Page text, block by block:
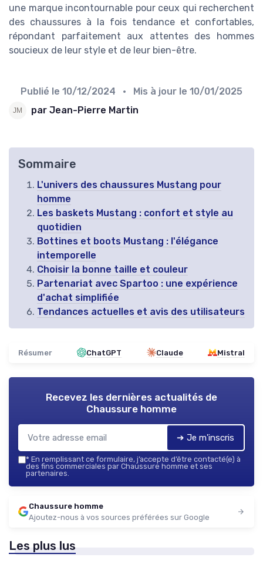
une marque incontournable pour ceux qui recherchent
des chaussures à la fois tendance et confortables,
répondant parfaitement aux attentes des hommes
soucieux de leur style et de leur bien-être.
Publié le 10/12/2024 • Mis à jour le 10/01/2025
par Jean-Pierre Martin
Sommaire
L'univers des chaussures Mustang pour
homme
Les baskets Mustang : confort et style au
quotidien
Bottines et boots Mustang : l'élégance
intemporelle
Choisir la bonne taille et couleur
Partenariat avec Spartoo : une expérience
d'achat simplifiée
Tendances actuelles et avis des utilisateurs
Résumer ChatGPT Claude Mistral
Recevez les dernières actualités de
Chaussure homme
➔ Je m'inscris
* En remplissant ce formulaire, j’accepte d’être contacté(e) à
des fins commerciales par Chaussure homme et ses
partenaires.
Chaussure homme
Ajoutez-nous à vos sources préférées sur Google
Les plus lus